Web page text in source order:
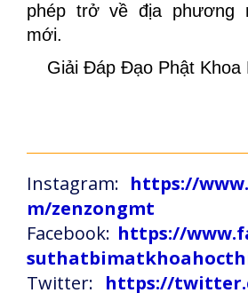
phép trở về địa phương
mới.
Giải Đáp Đạo Phật Khoa
Instagram: https://
m/zenzongmt
Facebook: https://
Twitter: https://